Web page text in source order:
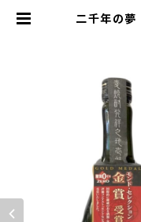
二千年の夢 麦焼酎 原酒 42度 720m